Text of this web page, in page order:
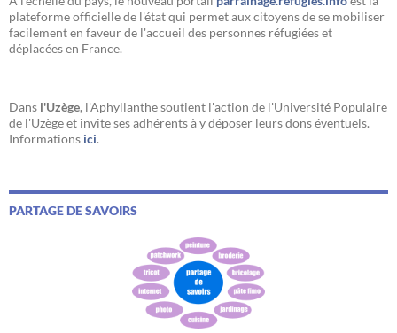
plateforme officielle de l'état qui permet aux citoyens de se mobiliser
facilement en faveur de l'accueil des personnes réfugiées et
déplacées en France.
Dans l'Uzège, l'Aphyllanthe soutient l'action de l'Université Populaire
de l'Uzège et invite ses adhérents à y déposer leurs dons éventuels.
Informations ici.
PARTAGE DE SAVOIRS